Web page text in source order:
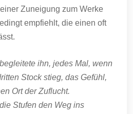
Zuneigung zum Werke
empfiehlt, die einen oft
ihn, jedes Mal, wenn
Stock stieg, das Gefühl,
Ort der Zuflucht.
Stufen den Weg ins